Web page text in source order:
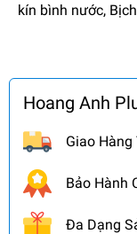
kín bình nước,
Hoang Anh
Giao Hàng
Bảo Hành
Đa Dạng